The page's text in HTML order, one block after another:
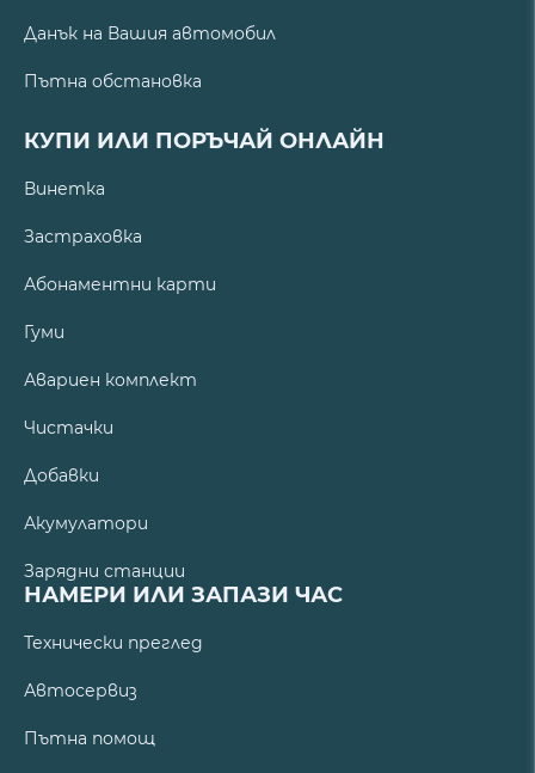
Данък на Вашия автомобил
Пътна обстановка
КУПИ ИЛИ ПОРЪЧАЙ ОНЛАЙН
Винетка
Застраховка
Абонаментни карти
Гуми
Авариен комплект
Чистачки
Добавки
Акумулатори
Зарядни станции
НАМЕРИ ИЛИ ЗАПАЗИ ЧАС
Технически преглед
Автосервиз
Пътна помощ